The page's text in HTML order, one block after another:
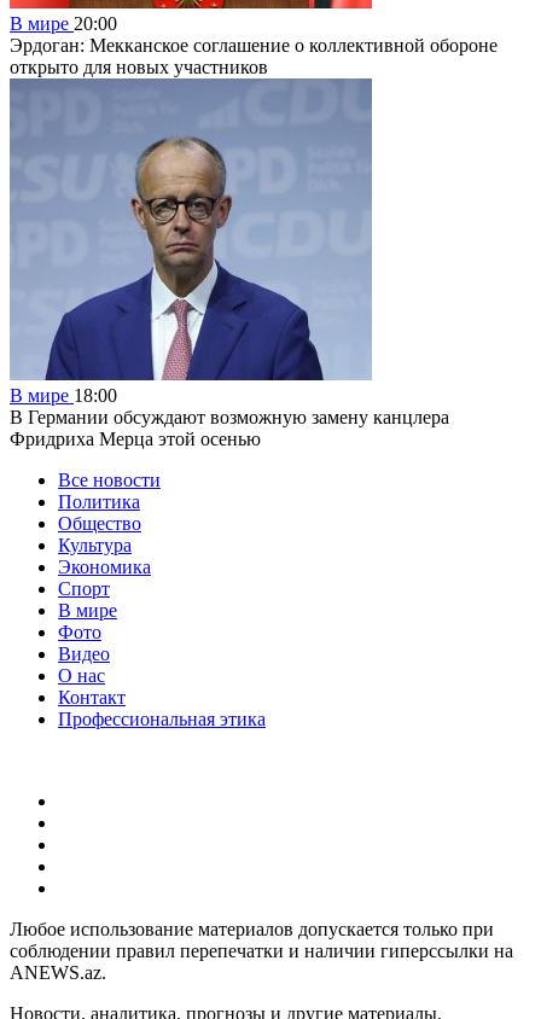
В мире 20:00
Эрдоган: Мекканское соглашение о коллективной обороне
открыто для новых участников
В мире 18:00
В Германии обсуждают возможную замену канцлера
Фридриха Мерца этой осенью
Все новости
Политика
Общество
Культура
Экономика
Спорт
В мире
Фото
Видео
О нас
Контакт
Профессиональная этика
Любое использование материалов допускается только при
соблюдении правил перепечатки и наличии гиперссылки на
ANEWS.az.
Новости, аналитика, прогнозы и другие материалы,